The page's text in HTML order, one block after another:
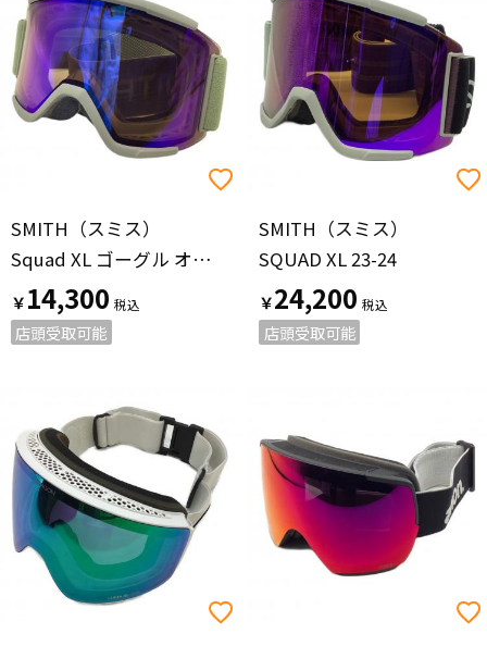
SMITH（スミス）
Squad XL ゴーグル オリーブ ハードケース付
￥14,300
店頭受取可能
SMITH（スミス）
SQUAD XL 23-24
￥24,200
店頭受取可能